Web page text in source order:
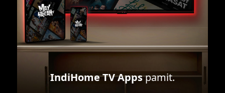
IndiHome TV Appspamit.